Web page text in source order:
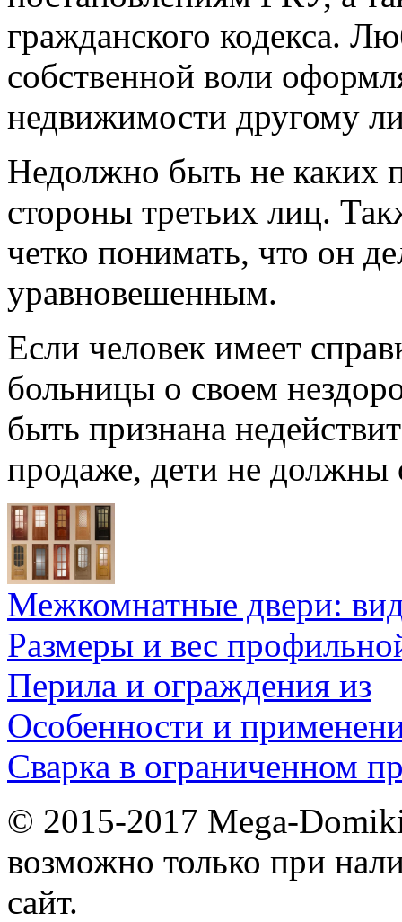
гражданского кодекса.
собственной воли
недвижимости другому
Недолжно быть не каких
стороны третьих лиц.
четко понимать, что он
уравновешенным.
Если человек имеет
больницы о своем
быть признана
продаже, дети не должны
Межкомнатные двери:
Размеры и вес
Перила и ограждения из
Особенности и
Сварка в ограниченном
© 2015-2017 Mega-
возможно только при
сайт.